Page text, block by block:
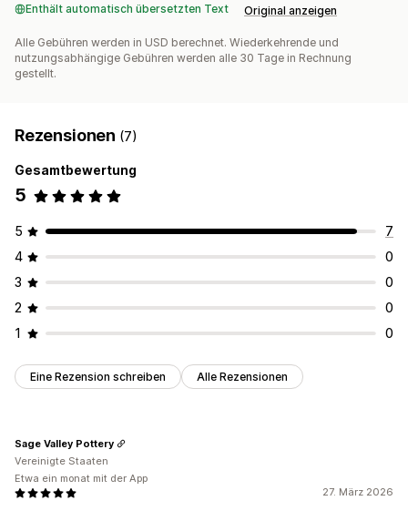
Enthält automatisch übersetzten Text Original anzeigen
Alle Gebühren werden in USD berechnet. Wiederkehrende und
nutzungsabhängige Gebühren werden alle 30 Tage in Rechnung
gestellt.
Rezensionen (7)
Gesamtbewertung
5
5
7
4
0
3
0
2
0
1
0
Eine Rezension schreiben Alle Rezensionen
27. März 2026
Sage Valley Pottery
Vereinigte Staaten
Etwa ein monat mit der App